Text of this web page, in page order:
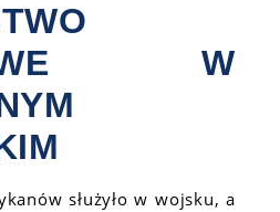
W
służyło w wojsku, a